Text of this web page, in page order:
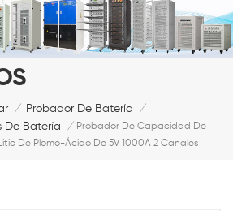
/ Probador De Batería /
De Batería / Probador De Capacidad De
De Plomo-Ácido De 5V 1000A 2 Canales